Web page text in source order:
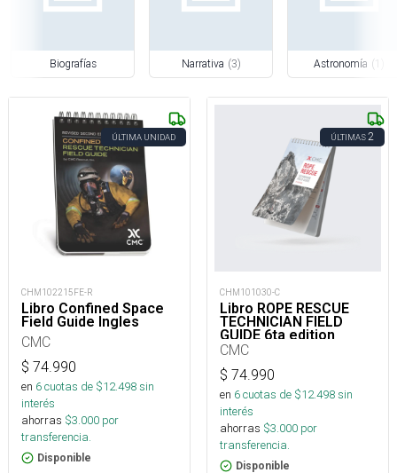
Biografías Narrativa (3) Astronomía (
ÚLTIMA UNIDAD
CHM102215FE-R
Libro Confined Space
Field Guide Ingles
CMC
$ 74.990
en 6cuotas de $12.498sin
interés
ahorras $3.000 por
transferencia.
Disponible
ÚLTIMAS2
CHM101030-C
Libro ROPE RESCUE
TECHNICIAN FIELD
GUIDE 6ta edition
CMC
$ 74.990
en 6cuotas de $12.498sin
interés
ahorras $3.000 por
transferencia.
Disponible